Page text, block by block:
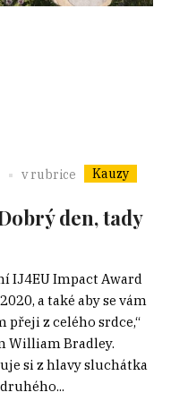
v rubrice Kauzy
den, tady
IJ4EU Impact Award
a také aby se vám
přeji z celého srdce,“
William Bradley.
si z hlavy sluchátka